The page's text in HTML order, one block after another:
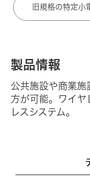
旧規格の特定
製品情報
公共施設や商業施
方が可能。ワイヤ
レスシステム。